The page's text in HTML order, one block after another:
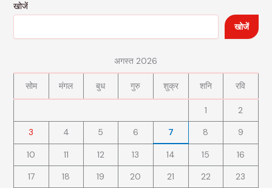
खोजें
खोजें
अगस्त 2026
सोम मंगल बुध गुरु शुक्र शनि रवि
1
2
3
4 5 6 7 8 9
10 11 12 13 14 15
16
17
18 19 20 21 22
23